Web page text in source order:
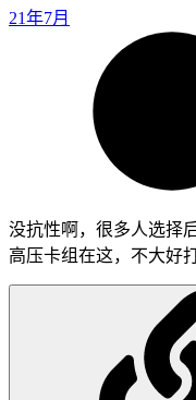
21年7月
没抗性啊，很多人选择
高压卡组在这，不大好